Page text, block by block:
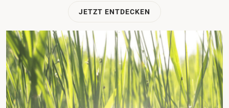
JETZT ENTDECKEN